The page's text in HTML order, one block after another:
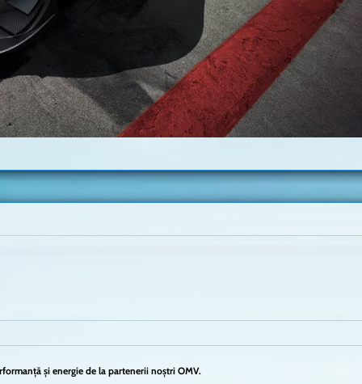
și energie de la partenerii noștri OMV.